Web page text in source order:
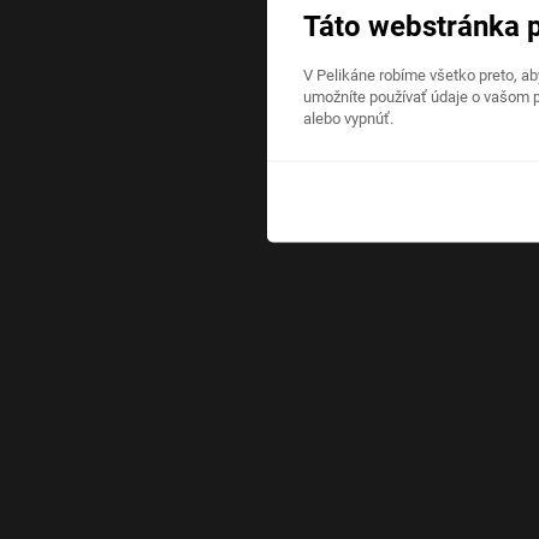
Táto webstránka
V Pelikáne robíme všetko preto,
umožníte používať údaje o vašom
alebo vypnúť.